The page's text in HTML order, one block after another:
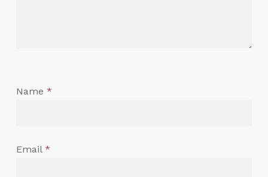
Name *
Email *